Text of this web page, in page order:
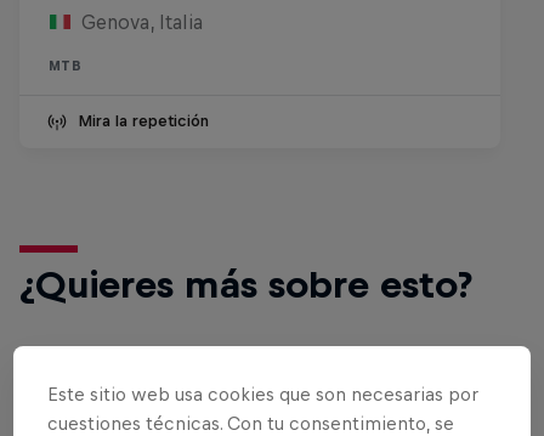
Genova, Italia
MTB
Mira la repetición
¿Quieres más sobre esto?
Bike
MTB, BMX o XC…¡lo mejor del mundo de las bicis
Este sitio web usa cookies que son necesarias por
cuestiones técnicas. Con tu consentimiento, se